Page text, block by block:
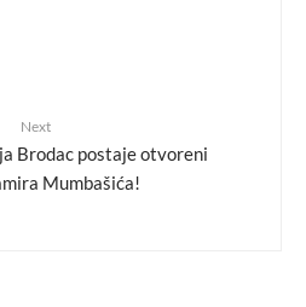
Next
Brodac postaje otvoreni
Mumbašića!